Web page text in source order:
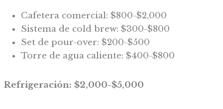
Cafetera comercial: $800-$2,000
Sistema de cold brew: $300-$800
Set de pour-over: $200-$500
Torre de agua caliente: $400-$800
Refrigeración: $2,000-$5,000